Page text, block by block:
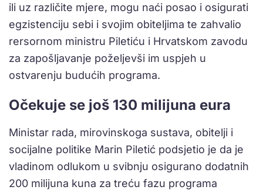
ili uz različite mjere, mogu naći posao i osigurati
egzistenciju sebi i svojim obiteljima te zahvalio
rersornom ministru Piletiću i Hrvatskom zavodu
za zapošljavanje poželjevši im uspjeh u
ostvarenju budućih programa.
Očekuje se još 130 milijuna eura
Ministar rada, mirovinskoga sustava, obitelji i
socijalne politike Marin Piletić podsjetio je da je
vladinom odlukom u svibnju osigurano dodatnih
200 milijuna kuna za treću fazu programa